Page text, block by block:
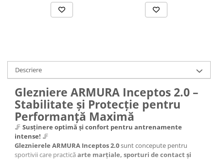
Descriere
Glezniere ARMURA Inceptos 2.0 –
Stabilitate și Protecție pentru
Performanță Maximă
🦵 Susținere optimă și confort pentru antrenamente
intense! 🦵
Gleznierele ARMURA Inceptos 2.0sunt concepute pentru
sportivii care practică arte marțiale, sporturi de contact și